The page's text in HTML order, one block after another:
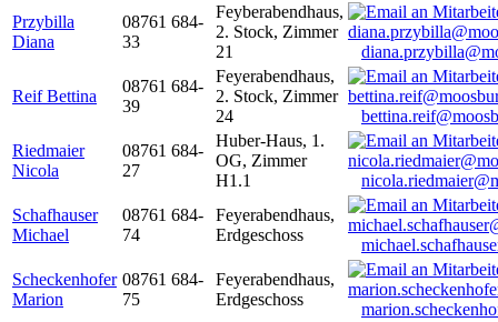
Przybilla
Diana
08761 684-
33
Feyberabendhaus,
2. Stock, Zimmer
21
Reif Bettina
08761 684-
39
Feyerabendhaus,
2. Stock, Zimmer
24
Riedmaier
Nicola
08761 684-
27
Huber-Haus, 1.
OG, Zimmer
H1.1
Schafhauser
Michael
08761 684-
74
Feyerabendhaus,
Erdgeschoss
Scheckenhofer
Marion
08761 684-
75
Feyerabendhaus,
Erdgeschoss